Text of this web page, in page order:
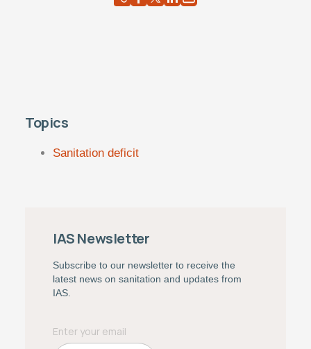
Topics
Sanitation deficit
IAS Newsletter
Subscribe to our newsletter to receive the
latest news on sanitation and updates from
IAS.